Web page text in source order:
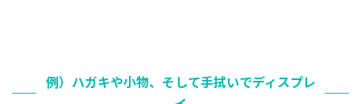
例）ハガキや小物、そして手拭いでディスプレ